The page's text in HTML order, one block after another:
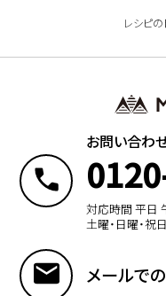
レシピの
お問い合わ
対応時間 平日
土曜・日曜・祝
メールで